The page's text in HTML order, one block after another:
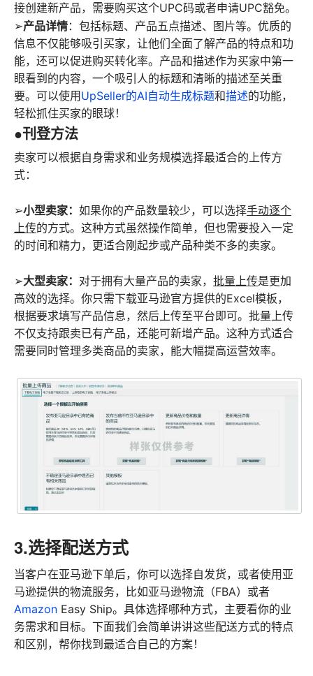
接创建新产品，需要购买这个UPC码或者申请UPC豁免。
➢产品详情：包括标题、产品五点描述、图片等。优质的
信息不仅能够吸引买家，让他们全面了解产品的特点和功
能，还可以促进购买转化率。产品和描述作为买家中第一
眼看到的内容，一个吸引人的标题和清晰的描述至关重
要。可以使用 UpSeller的AI自动生成标题和描述的功能，
轻松抓住买家的眼球！
●刊登方法
卖家可以根据自身需求和业务规模选择最适合的上传方
式：
➢小型卖家： 如果你的产品数量较少，可以选择手动逐个
上传的方式。这种方式虽然操作简单，但也需要投入一定
的时间和精力，更适合刚起步或产品种类不多的卖家。
➢大型卖家： 对于拥有大量产品的卖家， 批量上传是更加
高效的选择。你只需下载亚马逊官方提供的Excel模板，
根据要求填写产品信息，然后上传至平台即可。批量上传
不仅支持跟卖已有产品，还能可新增产品。这种方式适合
需要同时管理多类商品的卖家，能大幅提高运营效率。
3.选择配送方式
当客户在亚马逊下单后，你可以选择自发货，或者使用亚
马逊提供的物流服务，比如亚马逊物流（FBA）或者
Amazon Easy Ship。具体选择哪种方式，主要看你的业
务需求和目标。下面我们会简单讲讲这些配送方式的特点
和区别，帮你找到最适合自己的方案！